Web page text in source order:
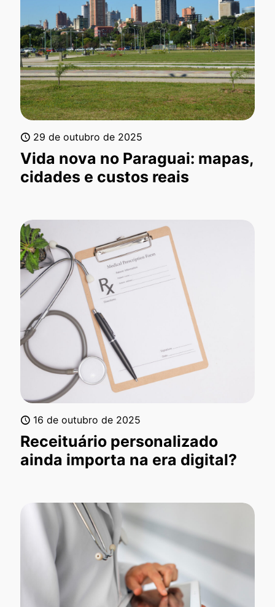
29 de outubro de 2025
Vida nova no Paraguai: mapas,
cidades e custos reais
16 de outubro de 2025
Receituário personalizado
ainda importa na era digital?